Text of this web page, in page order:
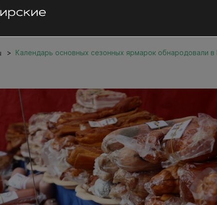
Календарь основных сезонных ярмарок обнародовали в